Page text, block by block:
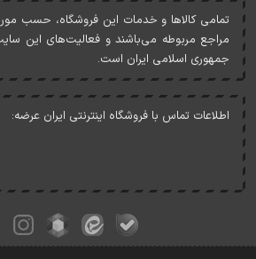
تمامی کالاها و خدمات اين فروشگاه، حسب
مراجع مربوطه می‌باشند و فعاليت‌های اين
جمهوری اسلامی ايران است.
اطلاعات تماس با فروشگاه اینترنتی ایران عرضه: